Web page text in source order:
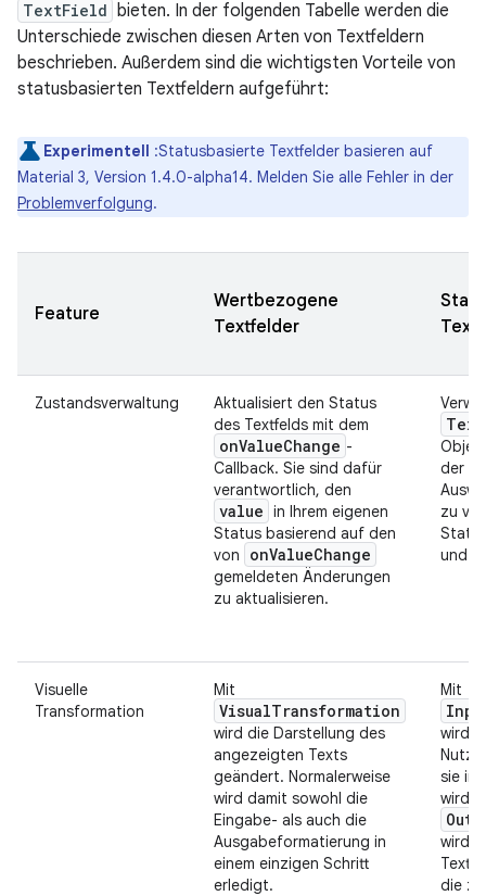
TextField bieten. In der folgenden Tabelle werden die
Unterschiede zwischen diesen Arten von Textfeldern
beschrieben. Außerdem sind die wichtigsten Vorteile von
statusbasierten Textfeldern aufgeführt:
Experimentell :Statusbasierte Textfelder basieren auf
Material 3, Version 1.4.0-alpha14. Melden Sie alle Fehler in der
Problemverfolgung.
Feature
Wertbezogene
Textfelder
Zustandsverwaltung
Aktualisiert den Status
des Textfelds mit dem
onValueChange -
Callback. Sie sind dafür
verantwortlich, den
value in Ihrem eigenen
Status basierend auf den
von
onValueChange
gemeldeten Änderungen
zu aktualisieren.
der
zu
und
Visuelle
Transformation
Mit
VisualTransformation
wird die Darstellung des
angezeigten Texts
geändert. Normalerweise
wird damit sowohl die
Eingabe- als auch die
Ausgabeformatierung in
einem einzigen Schritt
erledigt.
Mit
wird
sie
wird.
wird
die